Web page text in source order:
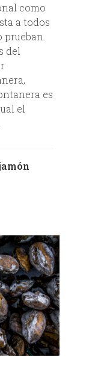
como
a todos
del
es
el